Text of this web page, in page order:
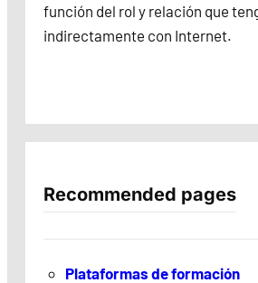
función del rol y relación que
indirectamente con Internet.
Recommended pages
Plataformas de formación